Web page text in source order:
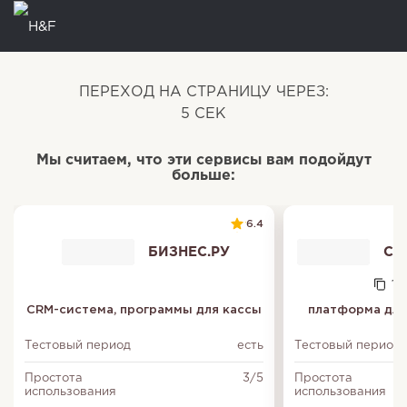
ПЕРЕХОД НА СТРАНИЦУ ЧЕРЕЗ:
5 СЕК
Мы считаем, что эти сервисы вам подойдут
больше:
6.4
БИЗНЕС.РУ
CRM-система, программы для кассы
Тестовый период есть
Простота
использования
3/5
платформа для
Тестовый период
Простота
использования